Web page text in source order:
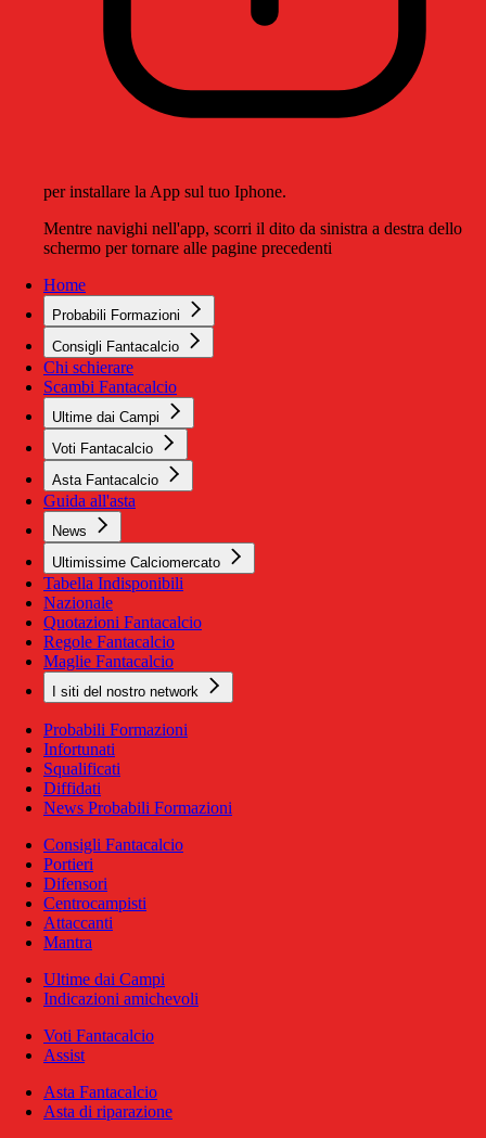
per installare la App sul tuo Iphone.
Mentre navighi nell'app, scorri il dito da sinistra a destra dello
schermo per tornare alle pagine precedenti
Home
Probabili Formazioni
Consigli Fantacalcio
Chi schierare
Scambi Fantacalcio
Ultime dai Campi
Voti Fantacalcio
Asta Fantacalcio
Guida all'asta
News
Ultimissime Calciomercato
Tabella Indisponibili
Nazionale
Quotazioni Fantacalcio
Regole Fantacalcio
Maglie Fantacalcio
I siti del nostro network
Probabili Formazioni
Infortunati
Squalificati
Diffidati
News Probabili Formazioni
Consigli Fantacalcio
Portieri
Difensori
Centrocampisti
Attaccanti
Mantra
Ultime dai Campi
Indicazioni amichevoli
Voti Fantacalcio
Assist
Asta Fantacalcio
Asta di riparazione